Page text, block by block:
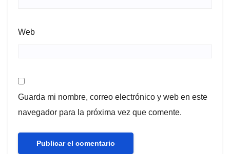
Web
Guarda mi nombre, correo electrónico y web en este
navegador para la próxima vez que comente.